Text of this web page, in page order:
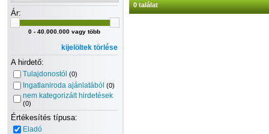
Ár:
0 - 40.000.000 vagy több
kijelöltek törlése
A hirdető:
Tulajdonostól (0)
Ingatlaniroda ajánlatából (0)
nem kategorizált hirdetések
(0)
Értékesítés típusa:
Eladó
0 találat